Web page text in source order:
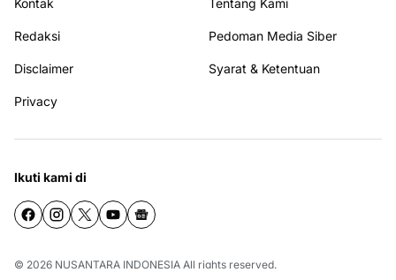
Redaksi Pedoman Media Siber
Disclaimer Syarat & Ketentuan
Privacy
Ikuti kami di
© 2026 NUSANTARA INDONESIA All rights reserved.